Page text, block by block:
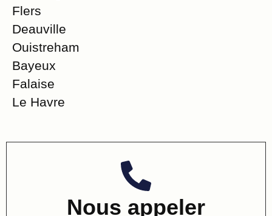
Flers
Deauville
Ouistreham
Bayeux
Falaise
Le Havre
Nous appeler